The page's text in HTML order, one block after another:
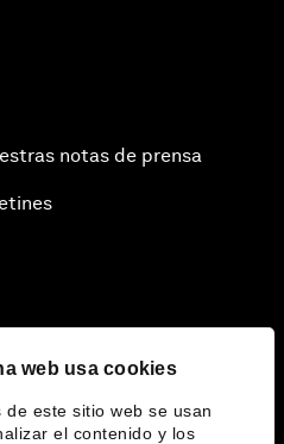
web usa cookies
de este sitio web se usan
el contenido y los
notas de prensa